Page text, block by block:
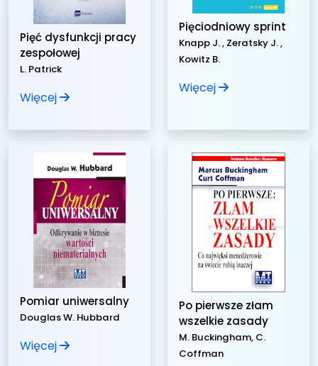
Pięć dysfunkcji pracy
zespołowej
L. Patrick
Więcej
Pięciodniowy sprint
Knapp J. , Zeratsky J. ,
Kowitz B.
Więcej
Pomiar uniwersalny
Douglas W. Hubbard
Więcej
Po pierwsze złam
wszelkie zasady
M. Buckingham, C.
Coffman